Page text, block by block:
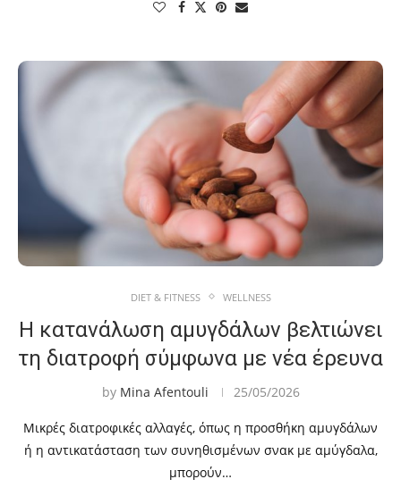
DIET & FITNESS WELLNESS
Η κατανάλωση αμυγδάλων βελτιώνει
τη διατροφή σύμφωνα με νέα έρευνα
by Mina Afentouli 25/05/2026
Μικρές διατροφικές αλλαγές, όπως η προσθήκη αμυγδάλων
ή η αντικατάσταση των συνηθισμένων σνακ με αμύγδαλα,
μπορούν…